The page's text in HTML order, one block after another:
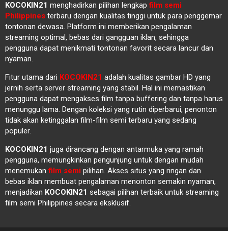
KOCOKIN21 menghadirkan pilihan lengkapfilm semi
Philippines terbaru dengan kualitas tinggi untuk para penggemar
tontonan dewasa. Platform ini memberikan pengalaman
streaming optimal, bebas dari gangguan iklan, sehingga
pengguna dapat menikmati tontonan favorit secara lancur dan
nyaman.
Fitur utama dari KOCOKIN21 adalah kualitas gambar HD yang
jernih serta server streaming yang stabil. Hal ini memastikan
pengguna dapat mengakses film tanpa buffering dan tanpa harus
menunggu lama. Dengan koleksi yang rutin diperbarui, penonton
tidak akan ketinggalan film-film semi terbaru yang sedang
populer.
KOCOKIN21 juga dirancang dengan antarmuka yang ramah
pengguna, memungkinkan pengunjung untuk dengan mudah
menemukanfilm semi pilihan. Akses situs yang ringan dan
bebas iklan membuat pengalaman menonton semakin nyaman,
menjadikan KOCOKIN21 sebagai pilihan terbaik untuk streaming
film semi Philippines secara eksklusif.